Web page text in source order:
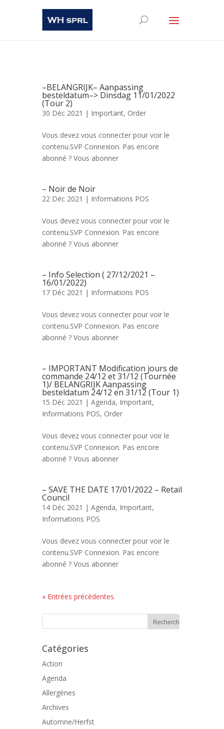
–BELANGRIJK– Aanpassing
besteldatum–> Dinsdag 11/01/2022
(Tour 2)
30 Déc 2021 | Important, Order
Vous devez vous connecter pour voir le
contenu.SVP Connexion. Pas encore
abonné ? Vous abonner
– Noir de Noir
22 Déc 2021 | Informations POS
Vous devez vous connecter pour voir le
contenu.SVP Connexion. Pas encore
abonné ? Vous abonner
– Info Selection ( 27/12/2021 –
16/01/2022)
17 Déc 2021 | Informations POS
Vous devez vous connecter pour voir le
contenu.SVP Connexion. Pas encore
abonné ? Vous abonner
– IMPORTANT Modification jours de
commande 24/12 et 31/12 (Tournée
1)/ BELANGRIJK Aanpassing
besteldatum 24/12 en 31/12 (Tour 1)
15 Déc 2021 | Agenda, Important,
Informations POS, Order
Vous devez vous connecter pour voir le
contenu.SVP Connexion. Pas encore
abonné ? Vous abonner
– SAVE THE DATE 17/01/2022 – Retail
Council
14 Déc 2021 | Agenda, Important,
Informations POS
Vous devez vous connecter pour voir le
contenu.SVP Connexion. Pas encore
abonné ? Vous abonner
« Entrées précédentes
Catégories
Action
Agenda
Allergènes
Archives
Automne/Herfst